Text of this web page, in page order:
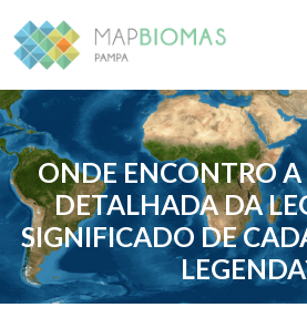
ONDE ENCONTRO A
DETALHADA DA
SIGNIFICADO DE